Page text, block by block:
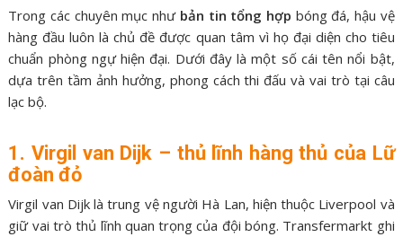
Trong các chuyên mục như bản tin tổng hợp bóng đá, hậu vệ
hàng đầu luôn là chủ đề được quan tâm vì họ đại diện cho tiêu
chuẩn phòng ngự hiện đại. Dưới đây là một số cái tên nổi bật,
dựa trên tầm ảnh hưởng, phong cách thi đấu và vai trò tại câu
lạc bộ.
1. Virgil van Dijk – thủ lĩnh hàng thủ của Lữ
đoàn đỏ
Virgil van Dijk là trung vệ người Hà Lan, hiện thuộc Liverpool và
giữ vai trò thủ lĩnh quan trọng của đội bóng. Transfermarkt ghi